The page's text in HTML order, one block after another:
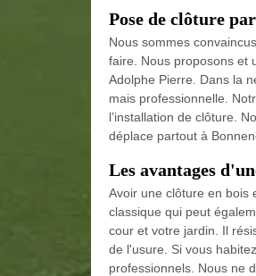
Pose de clôture
Nous sommes
faire. Nous proposons et
Adolphe Pierre. Dans la
mais professionnelle.
l’installation de clôture.
déplace partout à
Les avantages
Avoir une clôture en bois
classique qui peut
cour et votre jardin. Il
de l'usure. Si vous
professionnels. Nous ne